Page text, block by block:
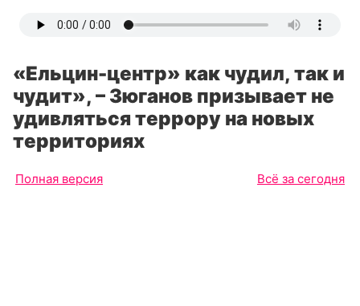
«Ельцин-центр» как чудил, так и
чудит», – Зюганов призывает не
удивляться террору на новых
территориях
Полная версия Всё за сегодня